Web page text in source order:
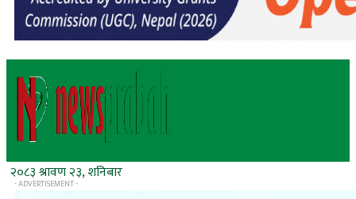
२०८३ श्रावण २३, शनिबार
- ADVERTISEMENT -